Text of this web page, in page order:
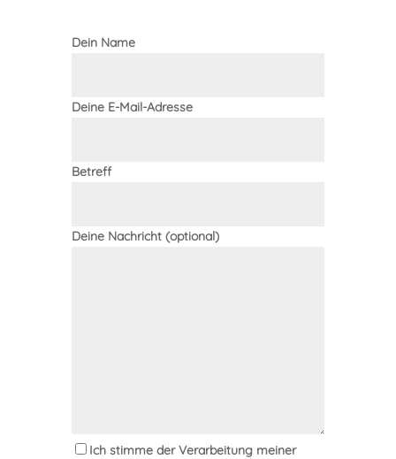
Dein Name
Deine E-Mail-Adresse
Betreff
Deine Nachricht (optional)
Ich stimme der Verarbeitung meiner
Alternative: